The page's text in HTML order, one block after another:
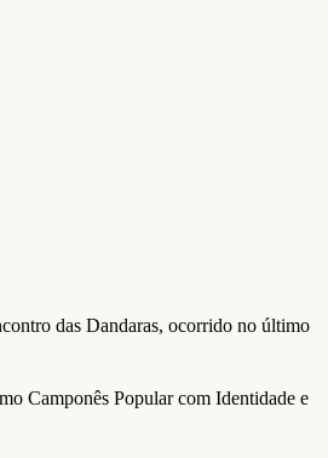
das Dandaras, ocorrido no último
Camponês Popular com Identidade e